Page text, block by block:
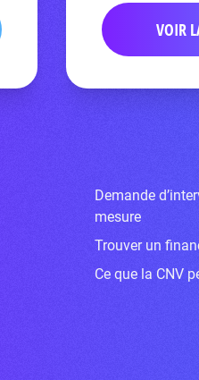
VOIR
Demande
mesure
Trouver un
Ce que la CNV